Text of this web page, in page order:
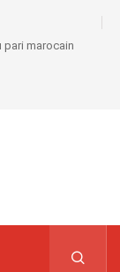
pari marocain